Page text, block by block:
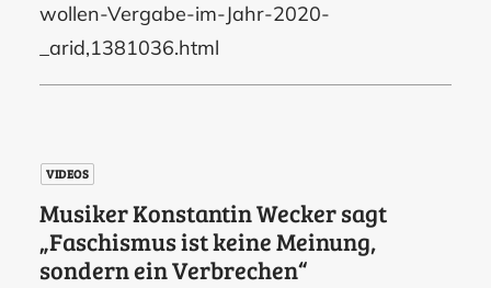
wollen-Vergabe-im-Jahr-2020-
_arid,1381036.html
VIDEOS
Musiker Konstantin Wecker sagt
„Faschismus ist keine Meinung,
sondern ein Verbrechen“